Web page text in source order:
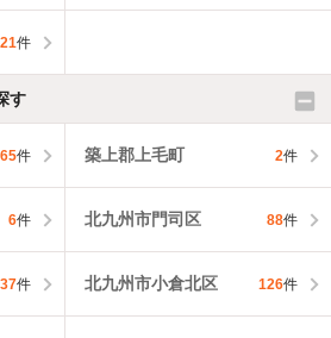
21件
す
65件 築上郡上毛町 2件
6件 北九州市門司区 88件
37件 北九州市小倉北区 126件